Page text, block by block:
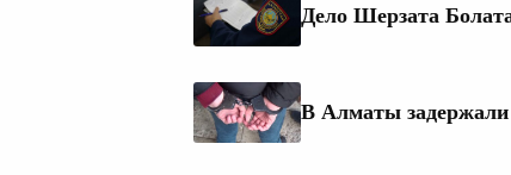
Дело Шерзата
В Алматы задержали